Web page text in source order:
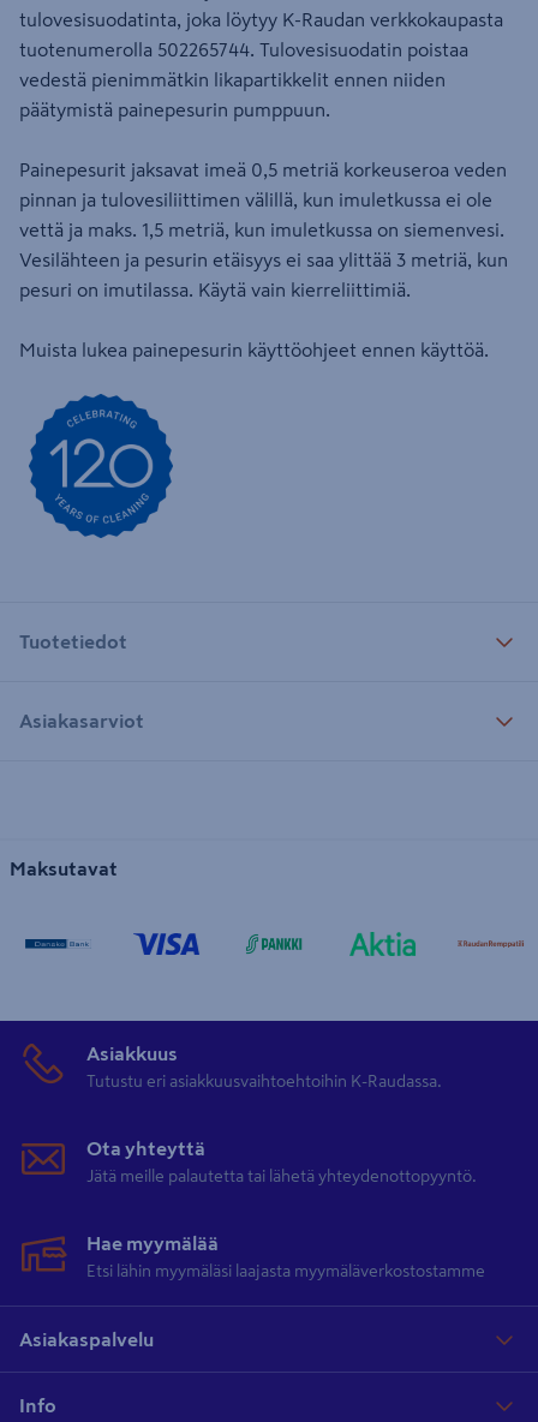
tulovesisuodatinta, joka löytyy K-Raudan verkkokaupasta
tuotenumerolla 502265744. Tulovesisuodatin poistaa
vedestä pienimmätkin likapartikkelit ennen niiden
päätymistä painepesurin pumppuun.
Painepesurit jaksavat imeä 0,5 metriä korkeuseroa veden
pinnan ja tulovesiliittimen välillä, kun imuletkussa ei ole
vettä ja maks. 1,5 metriä, kun imuletkussa on siemenvesi.
Vesilähteen ja pesurin etäisyys ei saa ylittää 3 metriä, kun
pesuri on imutilassa. Käytä vain kierreliittimiä.
Muista lukea painepesurin käyttöohjeet ennen käyttöä.
Tuotetiedot
Asiakasarviot
Maksutavat
Asiakkuus
Tutustu eri asiakkuusvaihtoehtoihin K-Raudassa.
Ota yhteyttä
Jätä meille palautetta tai lähetä yhteydenottopyyntö.
Hae myymälää
Etsi lähin myymäläsi laajasta myymäläverkostostamme
Asiakaspalvelu
Info